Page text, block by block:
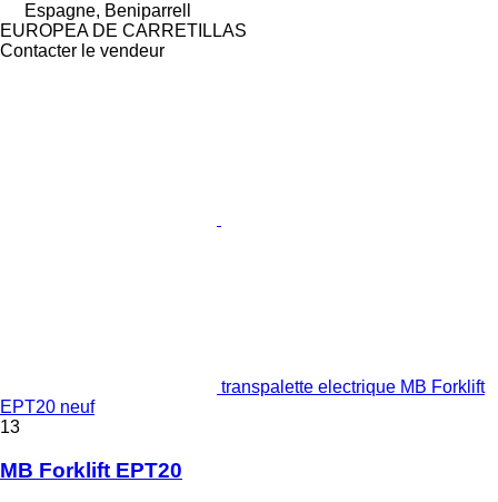
Espagne, Beniparrell
EUROPEA DE CARRETILLAS
Contacter le vendeur
transpalette electrique MB Forklift
EPT20 neuf
13
MB Forklift EPT20